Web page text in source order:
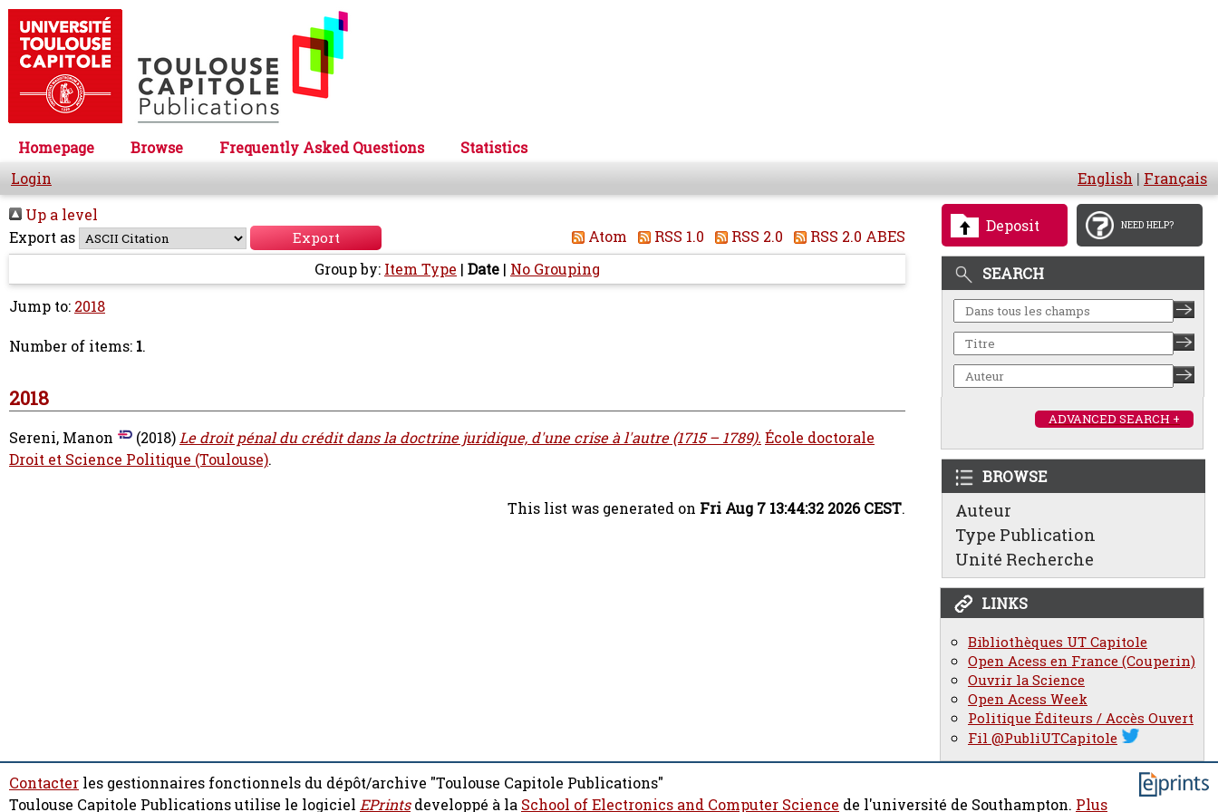
Homepage Browse Frequently Asked Questions
Statistics
Login
English | Français
Deposit NEED HELP?
SEARCH
ADVANCED SEARCH +
BROWSE
Auteur
Type Publication
Unité Recherche
LINKS
Bibliothèques UT Capitole
Open Acess en France (Couperin)
Ouvrir la Science
Open Acess Week
Politique Éditeurs / Accès Ouvert
Fil @PubliUTCapitole
Up a level
Export as
Atom RSS 1.0 RSS 2.0
RSS 2.0 ABES
Group by: Item Type | Date | No Grouping
Jump to: 2018
Number of items: 1.
2018
Sereni, Manon (2018)Le droit pénal du crédit dans la doctrine juridique, d'une crise à l'autre (1715 – 1789). École doctorale
Droit et Science Politique (Toulouse).
This list was generated on Fri Aug 7 13:44:32 2026 CEST.
Contacter les gestionnaires fonctionnels du dépôt/archive "Toulouse Capitole Publications"
Toulouse Capitole Publications utilise le logiciel EPrintsdeveloppé à la School of Electronics and Computer Science de l'université de Southampton. Plus